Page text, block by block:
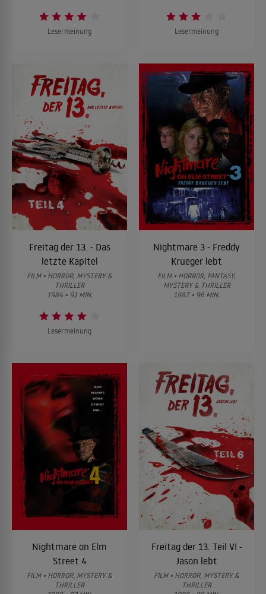
Lesermeinung Lesermeinung
Freitag der 13. - Das
letzte Kapitel
FILM • HORROR, MYSTERY &
THRILLER
1984 • 91 MIN.
Lesermeinung
Nightmare 3 - Freddy
Krueger lebt
FILM • HORROR, FANTASY,
MYSTERY & THRILLER
1987 • 96 MIN.
Nightmare on Elm
Street 4
FILM • HORROR, MYSTERY &
THRILLER
Freitag der 13. Teil VI -
Jason lebt
FILM • HORROR, MYSTERY &
THRILLER